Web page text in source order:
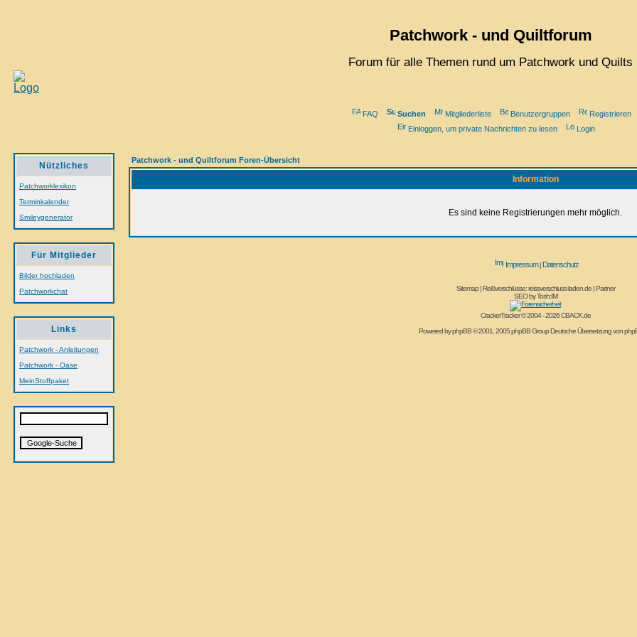
Patchwork - und Quiltforum
Forum für alle Themen rund um Patchwork und Quilts
FAQ Suchen Mitgliederliste Benutzergruppen
Registrieren
Einloggen, um private Nachrichten zu lesen
Login
Nützliches
Patchworklexikon
Terminkalender
Smileygenerator
Für Mitglieder
Bilder hochladen
Patchworkchat
Links
Patchwork - Anleitungen
Patchwork - Oase
MeinStoffpaket
Patchwork - und Quiltforum Foren-Übersicht
Information
Es sind keine Registrierungen mehr möglich.
Impressum| Datenschutz
Sitemap|Reißverschlüsse: reissverschluss-laden.de|Partner
SEO byTosh:IM
CrackerTracker © 2004 - 2026CBACK.de
Powered byphpBB© 2001, 2005 phpBB Group Deutsche Übersetzung von